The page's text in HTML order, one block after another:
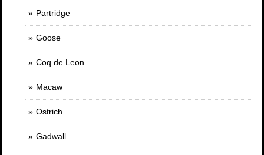
Partridge
Goose
Coq de Leon
Macaw
Ostrich
Gadwall